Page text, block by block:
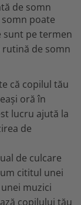
de somn
poate
sunt pe termen
rutină de somn
că copilul tău
oră în
lucru ajută la
de
de culcare
cititul unei
muzici
copilului tău